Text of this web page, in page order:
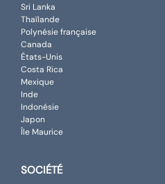
Sri Lanka
Thaïlande
Polynésie française
Canada
États-Unis
Costa Rica
Mexique
Inde
Indonésie
Japon
Île Maurice
SOCIÉTÉ